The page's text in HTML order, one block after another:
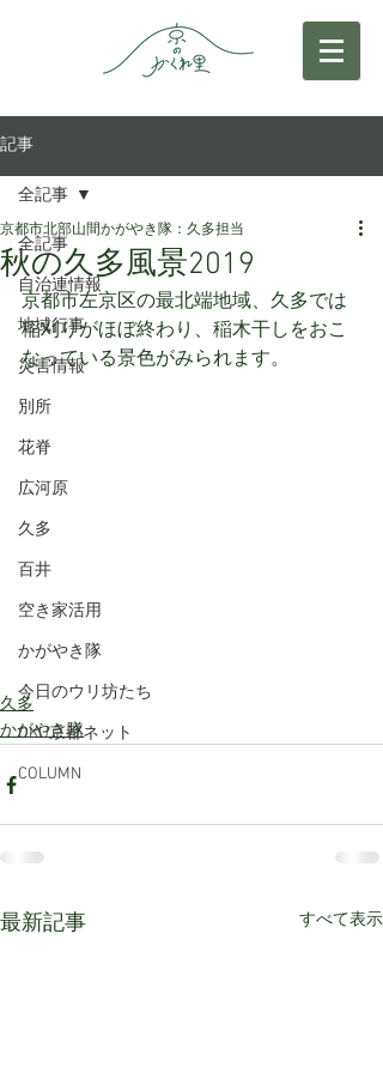
記事
全記事
自治連情報
地域行事
災害情報
別所
花脊
広河原
久多
百井
空き家活用
かがやき隊
今日のウリ坊たち
OKU京都ネット
COLUMN
全記事
秋の久多風景2019
京都市北部山間かがやき隊：久多担当
京都市左京区の最北端地域、久多では
稲刈りがほぼ終わり、稲木干しをおこ
なっている景色がみられます。
久多
かがやき隊
最新記事 すべて表示